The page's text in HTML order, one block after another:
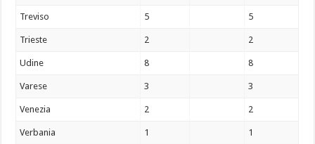
Treviso 5 5
Trieste 2 2
Udine 8 8
Varese 3 3
Venezia 2 2
Verbania 1 1